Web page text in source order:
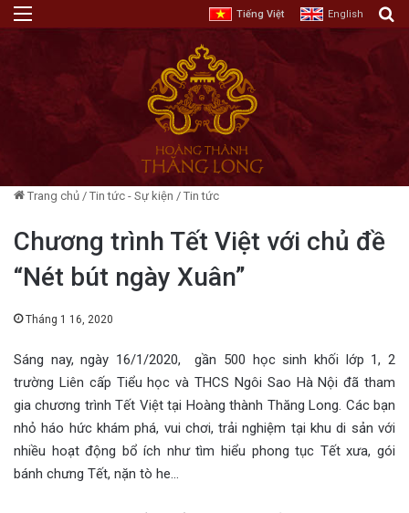
Tiếng Việt English
Trang chủ / Tin tức - Sự kiện / Tin tức
Chương trình Tết Việt với chủ đề
“Nét bút ngày Xuân”
Tháng 1 16, 2020
Sáng nay, ngày 16/1/2020, gần 500 học sinh khối lớp 1, 2
trường Liên cấp Tiểu học và THCS Ngôi Sao Hà Nội đã tham
gia chương trình Tết Việt tại Hoàng thành Thăng Long. Các bạn
nhỏ háo hức khám phá, vui chơi, trải nghiệm tại khu di sản với
nhiều hoạt động bổ ích như tìm hiểu phong tục Tết xưa, gói
bánh chưng Tết, nặn tò he…